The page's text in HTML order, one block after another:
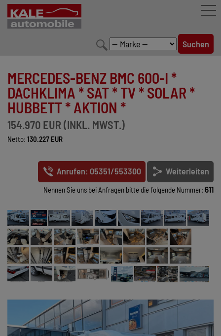
LEISTUNGEN
KONFIGURATOR
MARKENWELT
KONTAKT
MERCEDES-BENZ BMC 600-I *
DACHKLIMA * SAT * TV * SOLAR *
HUBBETT * AKTION *
154.970 EUR (INKL. MWST.)
Netto: 130.227 EUR
Anrufen: 05351/553300 Weiterleiten
Nennen Sie uns bei Anfragen bitte die folgende Nummer: 611